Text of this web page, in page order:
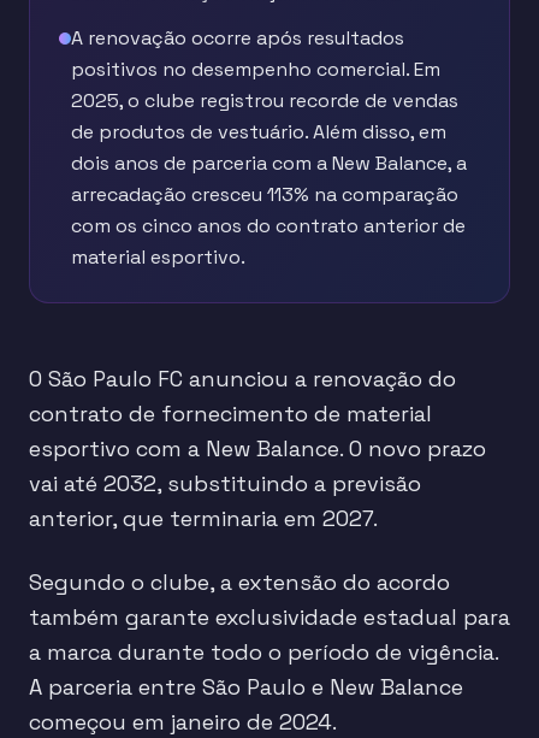
A renovação ocorre após resultados
positivos no desempenho comercial. Em
2025, o clube registrou recorde de vendas
de produtos de vestuário. Além disso, em
dois anos de parceria com a New Balance, a
arrecadação cresceu 113% na comparação
com os cinco anos do contrato anterior de
material esportivo.
O São Paulo FC anunciou a renovação do
contrato de fornecimento de material
esportivo com a New Balance. O novo prazo
vai até 2032, substituindo a previsão
anterior, que terminaria em 2027.
Segundo o clube, a extensão do acordo
também garante exclusividade estadual para
a marca durante todo o período de vigência.
A parceria entre São Paulo e New Balance
começou em janeiro de 2024.